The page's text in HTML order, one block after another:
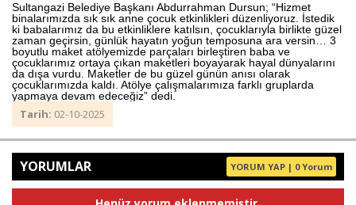
Sultangazi Belediye Başkanı Abdurrahman Dursun; “Hizmet
binalarımızda sık sık anne çocuk etkinlikleri düzenliyoruz. İstedik
ki babalarımız da bu etkinliklere katılsın, çocuklarıyla birlikte güzel
zaman geçirsin, günlük hayatın yoğun temposuna ara versin… 3
boyutlu maket atölyemizde parçaları birleştiren baba ve
çocuklarımız ortaya çıkan maketleri boyayarak hayal dünyalarını
da dışa vurdu. Maketler de bu güzel günün anısı olarak
çocuklarımızda kaldı. Atölye çalışmalarımıza farklı gruplarda
yapmaya devam edeceğiz” dedi.
Tarih: 02-10-2025
YORUMLAR YORUM YAP | 0 Yorum